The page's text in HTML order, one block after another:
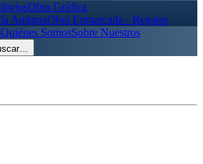
Obra Gráfica
AntiguaObra Enmarcada - Regalos
Quiénes SomosSobre Nuestros
…